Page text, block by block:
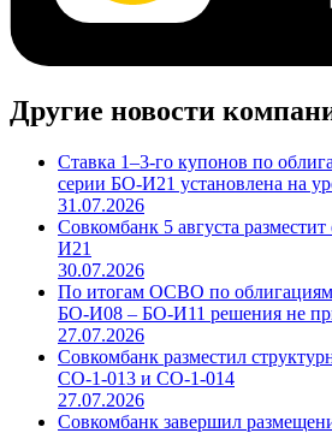
Другие новости
Ставка 1–3-го купонов по
серии БО-И21 установлена на
31.07.2026
Совкомбанк 5 августа
И21
30.07.2026
По итогам ОСВО по облигациям
БО-И08 – БО-И11 решения не
27.07.2026